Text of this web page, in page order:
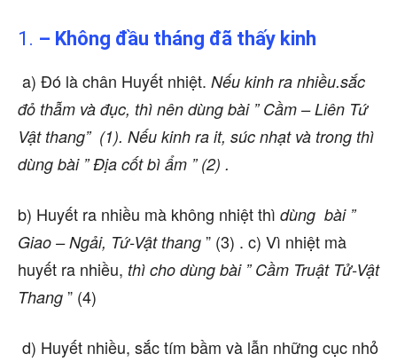
1. – Không đầu tháng đã thấy kinh
a) Đó là chân Huyết nhiệt. Nếu kinh ra nhiều.sắc
đỏ thẫm và đục, thì nên dùng bài ” Cầm – Liên Tứ
Vật thang” (1). Nếu kinh ra it, súc nhạt và trong thì
dùng bài ” Địa cốt bì ẩm ” (2) .
b) Huyết ra nhiều mà không nhiệt thì dùng bài ”
Giao – Ngải, Tứ-Vật thang ” (3) . c) Vì nhiệt mà
huyết ra nhiều, thì cho dùng bài” Cầm Truật Tử-Vật
Thang ” (4)
d) Huyết nhiều, sắc tím bầm và lẫn những cục nhỏ